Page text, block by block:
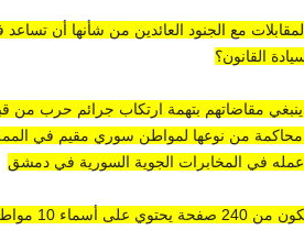
مع الجنود العائدين من شأنها أن
القانون؟
ينبغي مقاضاتهم بتهمة ارتكاب جرائم حرب
من نوعها لمواطن سوري مقيم في
عمله في المخابرات الجوية السورية في دمشق
وفي تناقض حاد، عندما